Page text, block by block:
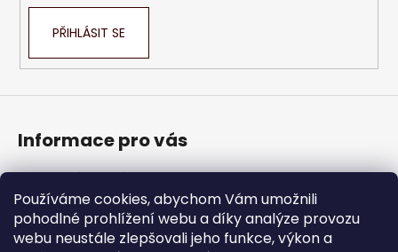
Používáme cookies, abychom Vám umožnili
pohodlné prohlížení webu a díky analýze provozu
webu neustále zlepšovali jeho funkce, výkon a
PŘIHLÁSIT SE
Informace pro vás
Obchodní podmínky
Podmínky ochrany osobních údajů
Jak nakupovat